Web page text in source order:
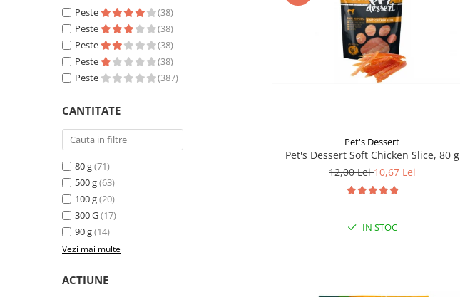
Servetele Umede
Covorase absorbante
Curatare Ochi
Igiena Catel
Perii si descalcitoare caini
Solutii Atractante si repelente
Custi transport - Pisici
Jucarii Pisici
Lese, Hamuri si Zgarzi
Paturi, perne si cosuri pentru pisici
Peste
(38)
Peste
(38)
Peste
(38)
Peste
(38)
Peste
(387)
CANTITATE
80 g(71)
500 g(63)
100 g(20)
300 G(17)
90 g(14)
Vezi mai multe
ACTIUNE
Pet's Dessert
Pet's Dessert Soft Chicken Slice, 80 g
12,00 Lei10,67 Lei
IN STOC